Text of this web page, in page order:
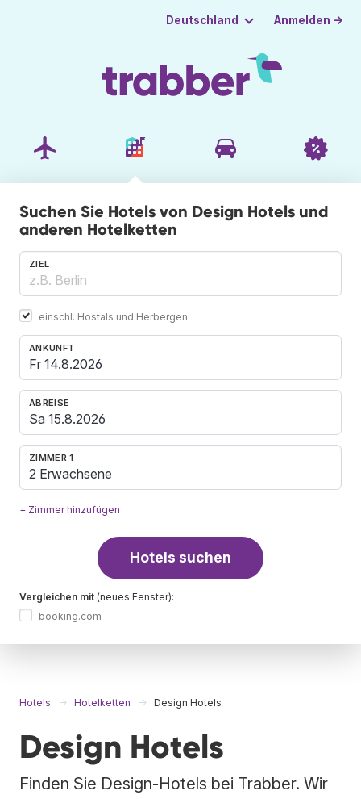
Deutschland Anmelden →
Suchen Sie Hotels von Design Hotels und
anderen Hotelketten
ZIEL
einschl. Hostals und Herbergen
ANKUNFT
ABREISE
ZIMMER 1
2 Erwachsene
+ Zimmer hinzufügen
Hotels suchen
Vergleichen mit (neues Fenster):
booking.com
Hotels Hotelketten Design Hotels
Design Hotels
Finden Sie Design-Hotels bei Trabber. Wir